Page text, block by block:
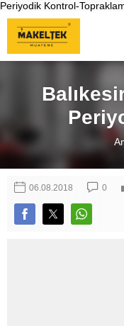
Periyodik Kontrol-
06.08.2018 0